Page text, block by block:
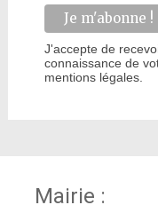
J'accepte de
connaissance de
mentions légales.
Mairie :